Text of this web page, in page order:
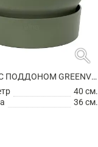
search
КАШПО С ПОДДОНОМ GREENVILLE ROUND LEAF GREEN
40 см.
36 см.